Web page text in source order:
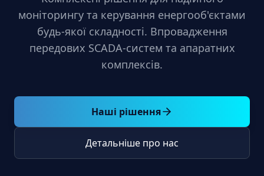
моніторингу та керування енергооб'єктами
будь-якої складності. Впровадження
передових SCADA-систем та апаратних
комплексів.
Наші рішення
Детальніше про нас